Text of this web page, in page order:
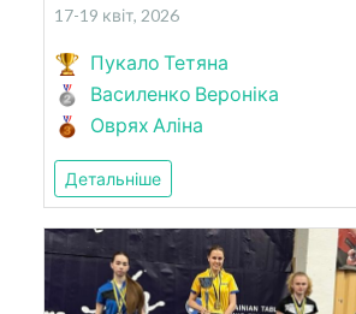
17-19 квіт, 2026
Пукало Тетяна
Василенко Вероніка
Оврях Аліна
Детальніше